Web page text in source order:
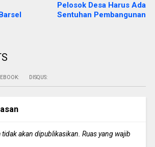
Pelosok Desa Harus Ada
Sentuhan Pembangunan
DISQUS:
akan dipublikasikan. Ruas yang wajib